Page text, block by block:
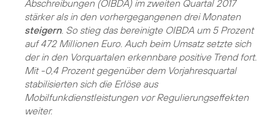
Abschreibungen (OIBDA) im zweiten Quartal 2017
stärker als in den vorhergegangenen drei Monaten
steigern. So stieg das bereinigte OIBDA um 5 Prozent
auf 472 Millionen Euro. Auch beim Umsatz setzte sich
der in den Vorquartalen erkennbare positive Trend fort.
Mit -0,4 Prozent gegenüber dem Vorjahresquartal
stabilisierten sich die Erlöse aus
Mobilfunkdienstleistungen vor Regulierungseffekten
weiter.